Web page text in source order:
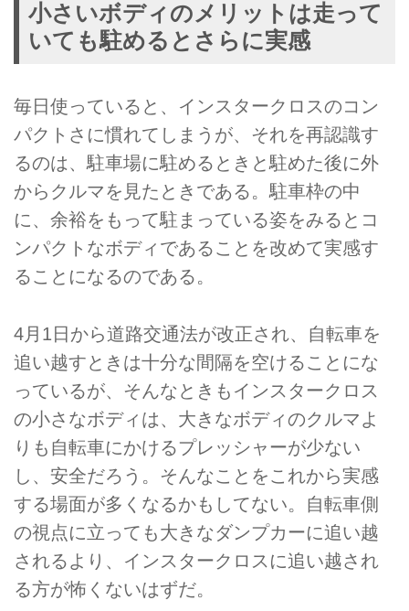
小さいボディのメリットは走って
いても駐めるとさらに実感
毎日使っていると、インスタークロスのコン
パクトさに慣れてしまうが、それを再認識す
るのは、駐車場に駐めるときと駐めた後に外
からクルマを見たときである。駐車枠の中
に、余裕をもって駐まっている姿をみるとコ
ンパクトなボディであることを改めて実感す
ることになるのである。
4月1日から道路交通法が改正され、自転車を
追い越すときは十分な間隔を空けることにな
っているが、そんなときもインスタークロス
の小さなボディは、大きなボディのクルマよ
りも自転車にかけるプレッシャーが少ない
し、安全だろう。そんなことをこれから実感
する場面が多くなるかもしてない。自転車側
の視点に立っても大きなダンプカーに追い越
されるより、インスタークロスに追い越され
る方が怖くないはずだ。